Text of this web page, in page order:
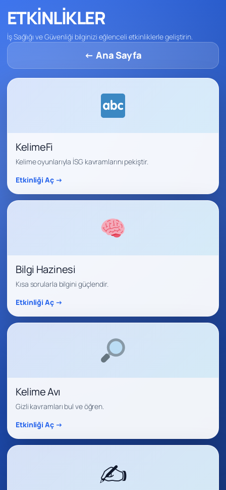
ETKİNLİKLER
İş Sağlığı ve Güvenliği bilginizi eğlenceli etkinliklerle geliştirin.
← Ana Sayfa
KelimeFi
Kelime oyunlarıyla İSG kavramlarını pekiştir.
Etkinliği Aç →
Bilgi Hazinesi
Kısa sorularla bilgini güçlendir.
Etkinliği Aç →
Kelime Avı
Gizli kavramları bul ve öğren.
Etkinliği Aç →
✍️